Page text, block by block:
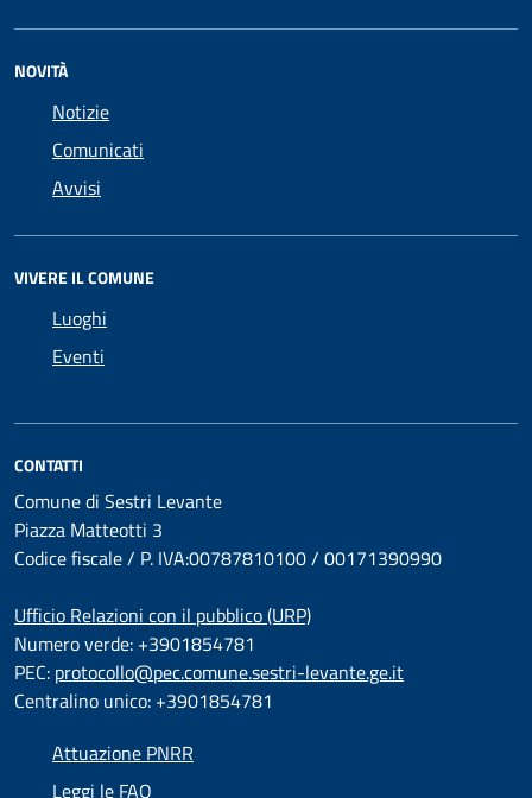
NOVITÀ
Notizie
Comunicati
Avvisi
VIVERE IL COMUNE
Luoghi
Eventi
CONTATTI
Comune di Sestri Levante
Piazza Matteotti 3
Codice fiscale / P. IVA:00787810100 / 00171390990
Ufficio Relazioni con il pubblico (URP)
Numero verde: +3901854781
PEC: protocollo@pec.comune.sestri-levante.ge.it
Centralino unico: +3901854781
Attuazione PNRR
Leggi le FAQ